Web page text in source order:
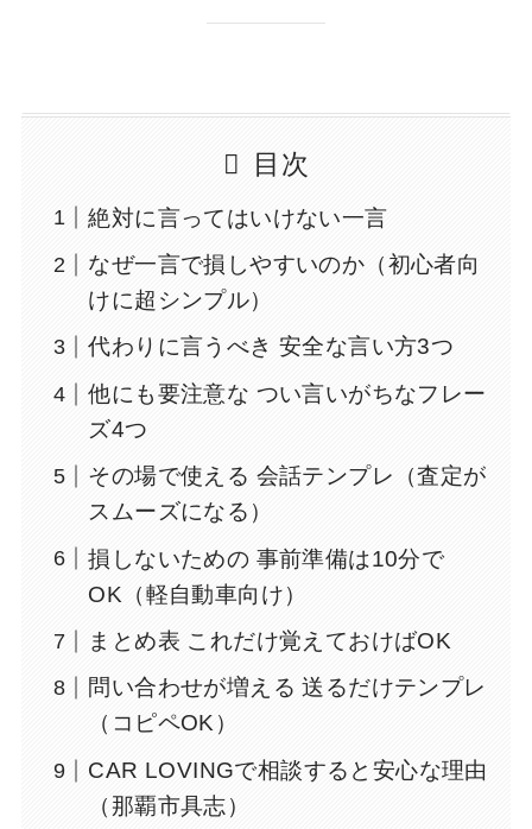
目次
絶対に言ってはいけない一言
なぜ一言で損しやすいのか（初心者向
けに超シンプル）
代わりに言うべき 安全な言い方3つ
他にも要注意な つい言いがちなフレー
ズ4つ
その場で使える 会話テンプレ（査定が
スムーズになる）
損しないための 事前準備は10分で
OK（軽自動車向け）
まとめ表 これだけ覚えておけばOK
問い合わせが増える 送るだけテンプレ
（コピペOK）
CAR LOVINGで相談すると安心な理由
（那覇市具志）